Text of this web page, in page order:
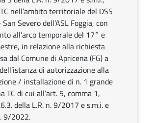
nell’ambito territoriale del DSS
Severo dell’ASL Foggia, con
all’arco temporale del 17° e
in relazione alla richiesta
dal Comune di Apricena (FG) a
di autorizzazione alla
/ installazione di n. 1 grande
TC di cui all’art. 5, comma 1,
della L.R. n. 9/2017 e s.m.i. e
9/2022.